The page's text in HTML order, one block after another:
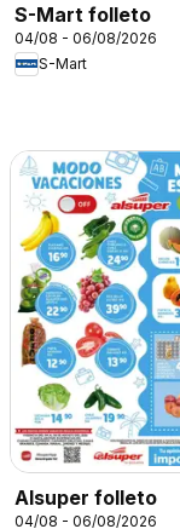
S-Mart folleto
04/08 - 06/08/2026
S-Mart
Alsuper folleto
04/08 - 06/08/2026